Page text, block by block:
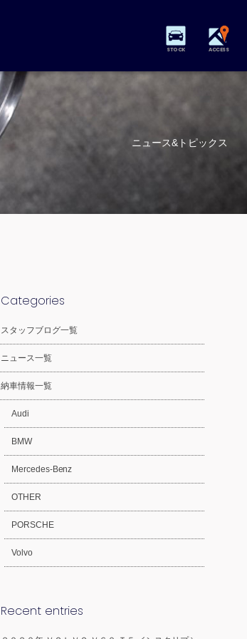
STOCK ACCESS
ニュース&トピックス
Categories
スタッフブログ一覧
ニュース一覧
納車情報一覧
Audi
BMW
Mercedes-Benz
OTHER
PORSCHE
Volvo
Recent entries